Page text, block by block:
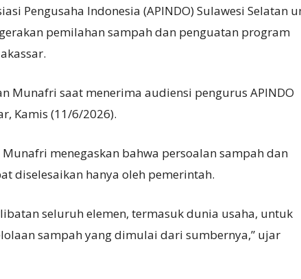
Pengusaha Indonesia (APINDO) Sulawesi Selatan
pemilahan sampah dan penguatan program
Munafri saat menerima audiensi pengurus APINDO
Kamis (11/6/2026).
menegaskan bahwa persoalan sampah dan
diselesaikan hanya oleh pemerintah.
seluruh elemen, termasuk dunia usaha, untuk
sampah yang dimulai dari sumbernya,” ujar